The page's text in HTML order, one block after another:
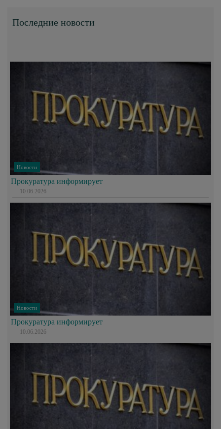
Последние новости
Новости
Прокуратура информирует
10.06.2026
Новости
Прокуратура информирует
10.06.2026